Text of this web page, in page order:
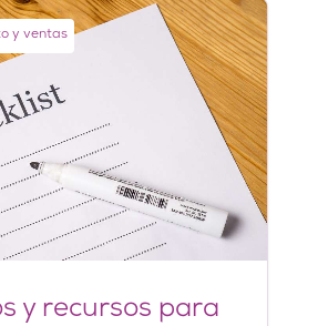
y ventas
y recursos para